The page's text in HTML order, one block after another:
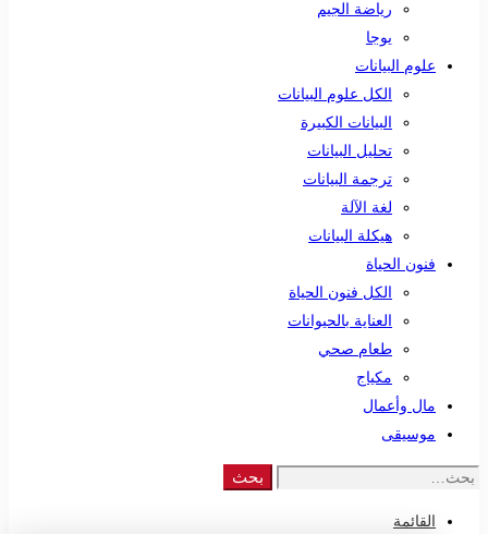
رياضة الجيم
يوجا
علوم البيانات
الكل علوم البيانات
البيانات الكبيرة
تحليل البيانات
ترجمة البيانات
لغة الآلة
هيكلة البيانات
فنون الحياة
الكل فنون الحياة
العناية بالحيوانات
طعام صحي
مكياج
مال وأعمال
موسيقى
Search
بحث
القائمة